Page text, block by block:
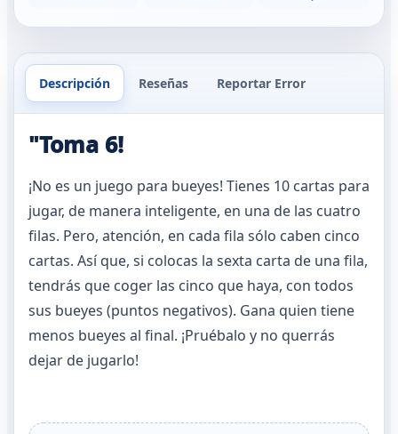
Descripción Reseñas Reportar Error
"Toma 6!
¡No es un juego para bueyes! Tienes 10 cartas para
jugar, de manera inteligente, en una de las cuatro
filas. Pero, atención, en cada fila sólo caben cinco
cartas. Así que, si colocas la sexta carta de una fila,
tendrás que coger las cinco que haya, con todos
sus bueyes (puntos negativos). Gana quien tiene
menos bueyes al final. ¡Pruébalo y no querrás
dejar de jugarlo!